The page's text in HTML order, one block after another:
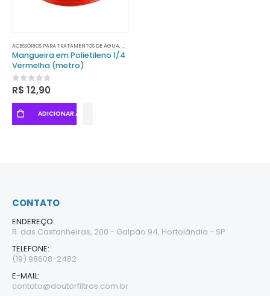
ACESSÓRIOS PARA TRATAMENTOS DE ÁGUA,MANGUEIRAS
Mangueira em Polietileno 1/4
Vermelha (metro)
0out of 5
R$ 12,90
ADICIONAR AO CARRINHO
0out of 5
5.610,80
CONTATO
ENDEREÇO:
R. das Castanheiras, 200 - Galpão 94, Hortolândia - SP
TELEFONE:
(19) 98608-2482
E-MAIL:
contato@doutorfiltros.com.br